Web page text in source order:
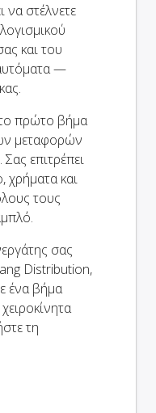
να στέλνετε
και του
—
πρώτο βήμα
μεταφορών
επιτρέπει
χρήματα και
τους
σας
Distribution,
ένα βήμα
τη